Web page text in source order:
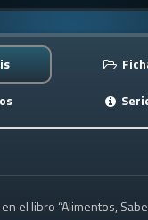
el libro “Alimentos,